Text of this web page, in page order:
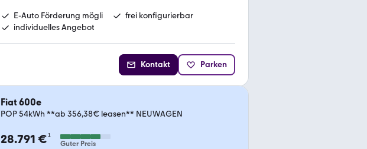
E-Auto Förderung mögli
frei konfigurierbar
individuelles Angebot
Kontakt Parken
Fiat 600e
POP 54kWh **ab 356,38€ leasen** NEUWAGEN
28.791 €¹
Guter Preis